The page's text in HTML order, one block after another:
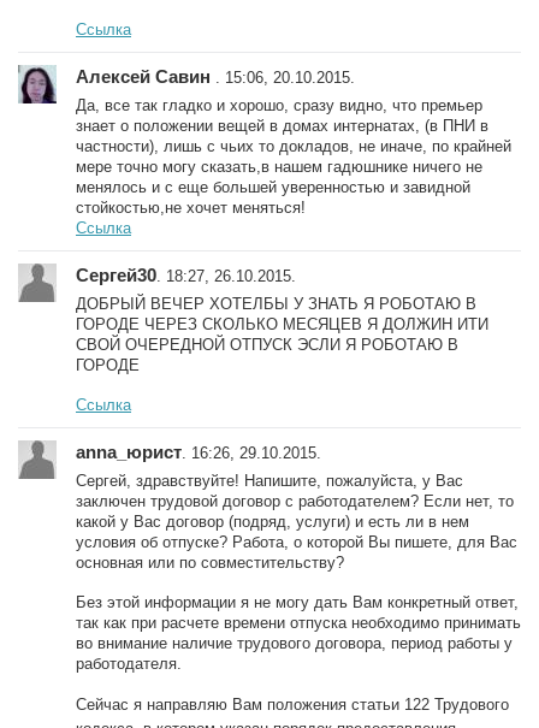
Ссылка
Алексей Савин
. 15:06, 20.10.2015.
Да, все так гладко и хорошо, сразу видно, что премьер
знает о положении вещей в домах интернатах, (в ПНИ в
частности), лишь с чьих то докладов, не иначе, по крайней
мере точно могу сказать,в нашем гадюшнике ничего не
менялось и с еще большей уверенностью и завидной
стойкостью,не хочет меняться!
Ссылка
Сергей30 . 18:27, 26.10.2015.
ДОБРЫЙ ВЕЧЕР ХОТЕЛБЫ У ЗНАТЬ Я РОБОТАЮ В
ГОРОДЕ ЧЕРЕЗ СКОЛЬКО МЕСЯЦЕВ Я ДОЛЖИН ИТИ
СВОЙ ОЧЕРЕДНОЙ ОТПУСК ЭСЛИ Я РОБОТАЮ В
ГОРОДЕ
Ссылка
anna_юрист . 16:26, 29.10.2015.
Сергей, здравствуйте! Напишите, пожалуйста, у Вас
заключен трудовой договор с работодателем? Если нет, то
какой у Вас договор (подряд, услуги) и есть ли в нем
условия об отпуске? Работа, о которой Вы пишете, для Вас
основная или по совместительству?
Без этой информации я не могу дать Вам конкретный ответ,
так как при расчете времени отпуска необходимо принимать
во внимание наличие трудового договора, период работы у
работодателя.
Сейчас я направляю Вам положения статьи 122 Трудового